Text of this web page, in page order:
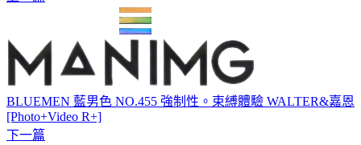
BLUEMEN 藍男色 NO.455 強制性。束縛體驗 WALTER&嘉恩
[Photo+Video R+]
下一篇